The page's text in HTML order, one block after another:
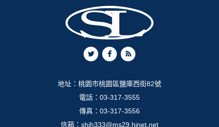
地址： 桃園市桃園區鹽庫西街82號
電話： 03-317-3555
傳真：03-317-3556
信箱： shih333@ms29.hinet.net